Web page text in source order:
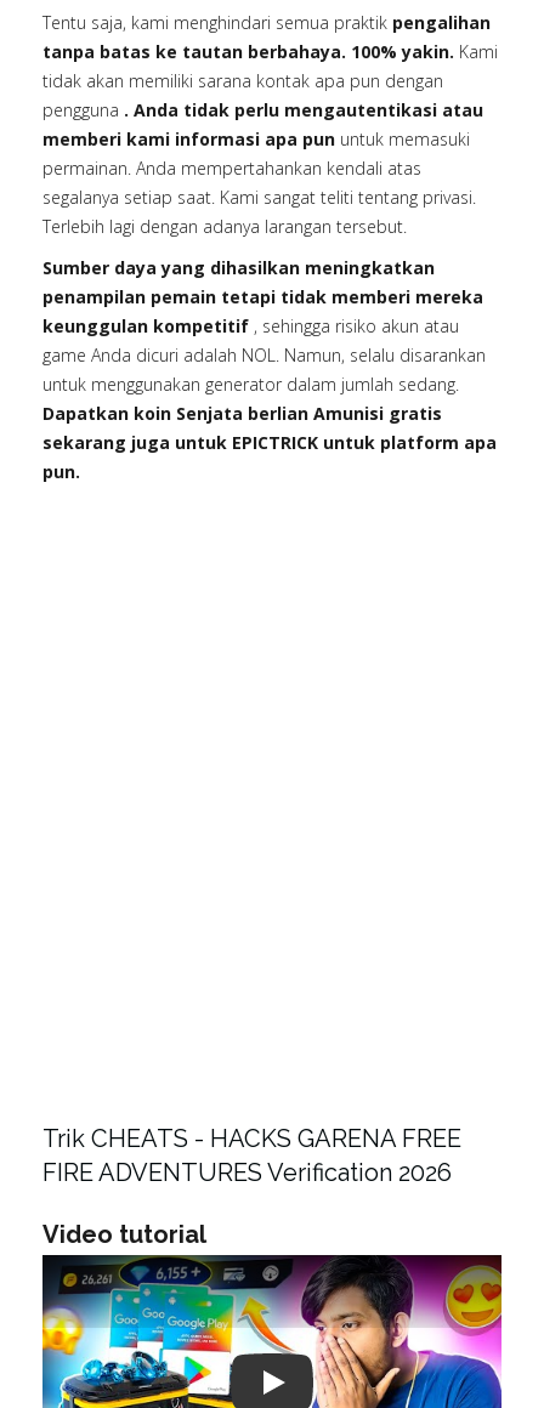
Tentu saja, kami menghindari semua praktik pengalihan
tanpa batas ke tautan berbahaya. 100% yakin. Kami
tidak akan memiliki sarana kontak apa pun dengan
pengguna . Anda tidak perlu mengautentikasi atau
memberi kami informasi apa pun untuk memasuki
permainan. Anda mempertahankan kendali atas
segalanya setiap saat. Kami sangat teliti tentang privasi.
Terlebih lagi dengan adanya larangan tersebut.
Sumber daya yang dihasilkan meningkatkan
penampilan pemain tetapi tidak memberi mereka
keunggulan kompetitif , sehingga risiko akun atau
game Anda dicuri adalah NOL. Namun, selalu disarankan
untuk menggunakan generator dalam jumlah sedang.
Dapatkan koin Senjata berlian Amunisi gratis
sekarang juga untuk EPICTRICK untuk platform apa
pun.
Trik CHEATS - HACKS GARENA FREE
FIRE ADVENTURES Verification 2026
Video tutorial
Play: Keynote (Google I/O '18)